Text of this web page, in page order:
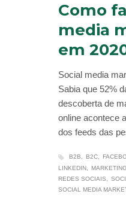
Como
media
em
Social media
Sabia que 52%
descoberta de
online acontece
dos feeds das
B2B B2C
LINKEDIN
REDES SOCIAIS
SOCIAL MEDIA